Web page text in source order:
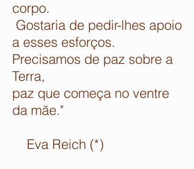
corpo.
Gostaria de pedir-lhes apoio
a esses esforços.
Precisamos de paz sobre a
Terra,
paz que começa no ventre
da mãe."
Eva Reich (*)